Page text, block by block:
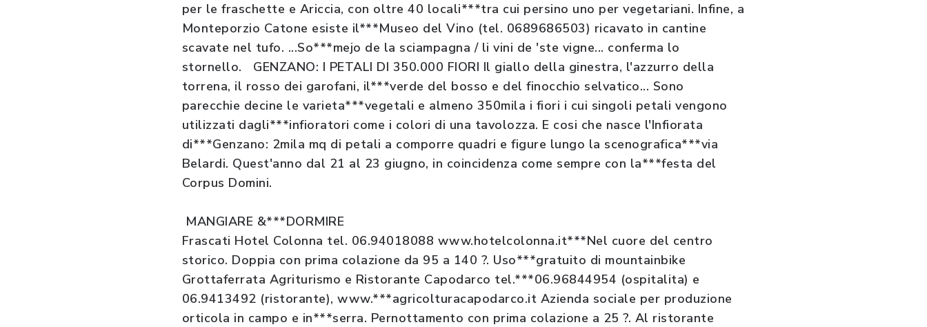
per le fraschette e Ariccia, con oltre 40 locali***tra cui persino uno per vegetariani. Infine, a
Monteporzio Catone esiste il***Museo del Vino (tel. 0689686503) ricavato in cantine
scavate nel tufo. ...So***mejo de la sciampagna / li vini de 'ste vigne... conferma lo
stornello. GENZANO: I PETALI DI 350.000 FIORI Il giallo della ginestra, l'azzurro della
torrena, il rosso dei garofani, il***verde del bosso e del finocchio selvatico... Sono
parecchie decine le varieta***vegetali e almeno 350mila i fiori i cui singoli petali vengono
utilizzati dagli***infioratori come i colori di una tavolozza. E cosi che nasce l'Infiorata
di***Genzano: 2mila mq di petali a comporre quadri e figure lungo la scenografica***via
Belardi. Quest'anno dal 21 al 23 giugno, in coincidenza come sempre con la***festa del
Corpus Domini.
MANGIARE &***DORMIRE
Frascati Hotel Colonna tel. 06.94018088 www.hotelcolonna.it***Nel cuore del centro
storico. Doppia con prima colazione da 95 a 140 ?. Uso***gratuito di mountainbike
Grottaferrata Agriturismo e Ristorante Capodarco tel.***06.96844954 (ospitalita) e
06.9413492 (ristorante), www.***agricolturacapodarco.it Azienda sociale per produzione
orticola in campo e in***serra. Pernottamento con prima colazione a 25 ?. Al ristorante